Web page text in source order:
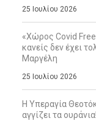
25 Ιουλίου 2026
«Χώρος Covid
κανείς δεν έχει
Μαργέλη
25 Ιουλίου 2026
Η Υπεραγία
αγγίζει τα ουράνια!